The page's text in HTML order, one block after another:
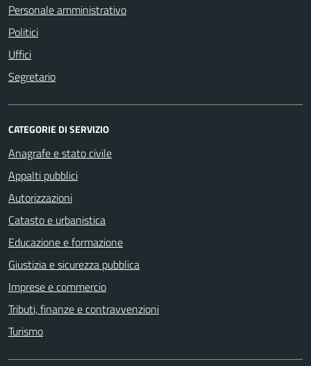
Personale amministrativo
Politici
Uffici
Segretario
CATEGORIE DI SERVIZIO
Anagrafe e stato civile
Appalti pubblici
Autorizzazioni
Catasto e urbanistica
Educazione e formazione
Giustizia e sicurezza pubblica
Imprese e commercio
Tributi, finanze e contravvenzioni
Turismo